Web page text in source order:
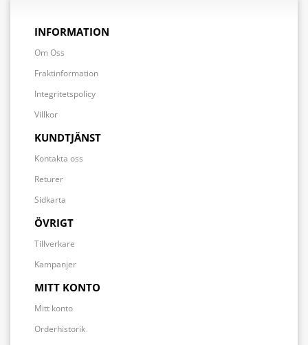
INFORMATION
Om Oss
Fraktinformation
Integritetspolicy
Villkor
KUNDTJÄNST
Kontakta oss
Returer
Sidkarta
ÖVRIGT
Tillverkare
Kampanjer
MITT KONTO
Mitt konto
Orderhistorik